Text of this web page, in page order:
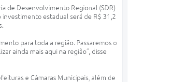
de Desenvolvimento Regional (SDR)
investimento estadual será de R$ 31,2
para toda a região. Passaremos o
ainda mais aqui na região”, disse
e Câmaras Municipais, além de